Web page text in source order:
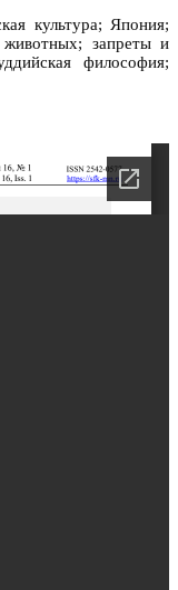
культура; Япония;
запреты и
философия;